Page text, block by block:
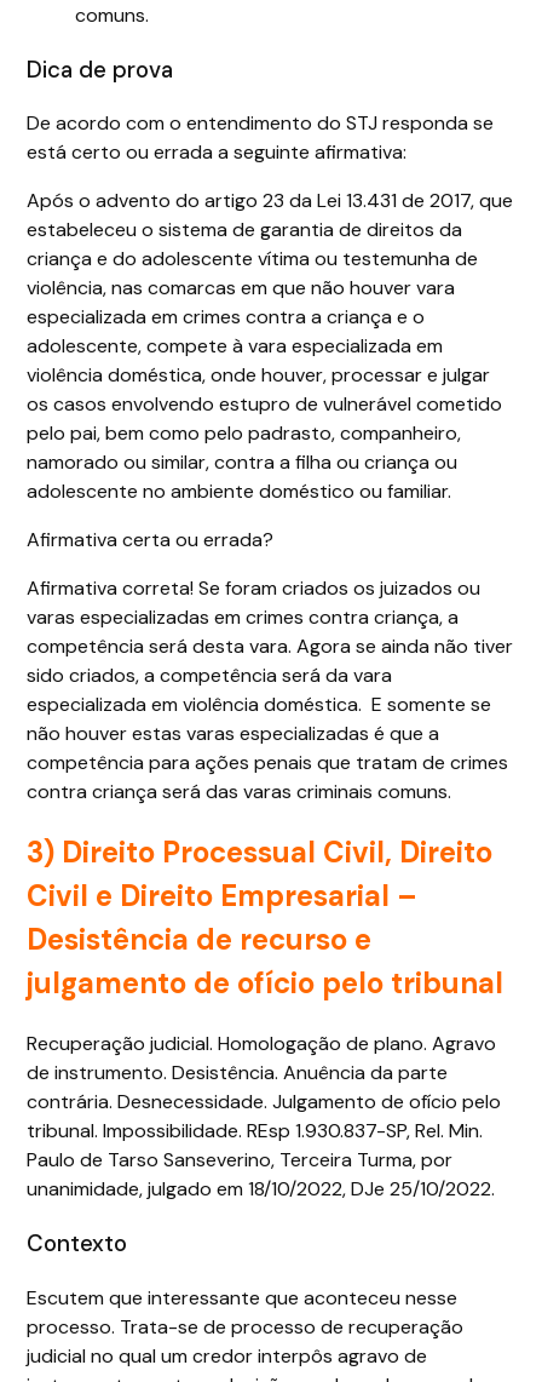
comuns.
Dica de prova
De acordo com o entendimento do STJ responda se
está certo ou errada a seguinte afirmativa:
Após o advento do artigo 23 da Lei 13.431 de 2017, que
estabeleceu o sistema de garantia de direitos da
criança e do adolescente vítima ou testemunha de
violência, nas comarcas em que não houver vara
especializada em crimes contra a criança e o
adolescente, compete à vara especializada em
violência doméstica, onde houver, processar e julgar
os casos envolvendo estupro de vulnerável cometido
pelo pai, bem como pelo padrasto, companheiro,
namorado ou similar, contra a filha ou criança ou
adolescente no ambiente doméstico ou familiar.
Afirmativa certa ou errada?
Afirmativa correta! Se foram criados os juizados ou
varas especializadas em crimes contra criança, a
competência será desta vara. Agora se ainda não tiver
sido criados, a competência será da vara
especializada em violência doméstica. E somente se
não houver estas varas especializadas é que a
competência para ações penais que tratam de crimes
contra criança será das varas criminais comuns.
3) Direito Processual Civil, Direito
Civil e Direito Empresarial –
Desistência de recurso e
julgamento de ofício pelo tribunal
Recuperação judicial. Homologação de plano. Agravo
de instrumento. Desistência. Anuência da parte
contrária. Desnecessidade. Julgamento de ofício pelo
tribunal. Impossibilidade. REsp 1.930.837-SP, Rel. Min.
Paulo de Tarso Sanseverino, Terceira Turma, por
unanimidade, julgado em 18/10/2022, DJe 25/10/2022.
Contexto
Escutem que interessante que aconteceu nesse
processo. Trata-se de processo de recuperação
judicial no qual um credor interpôs agravo de